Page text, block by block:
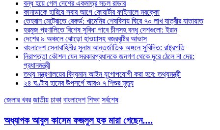
বন্ধ হয়ে গেল দেশের একমাত্র সচল রাডার
কানাডাকে হারিয়ে সবার আগে কোয়ার্টার ফাইনালে মরক্কো
তেহরান মেট্রোতে রেকর্ড: খামেনির শেষবিদায় ঘিরে ৭০ লাখ যাত্রীর যাতায়াত
হরমুজ প্রণালিতে বিশেষ সুবিধা পাবে চীনসহ বন্ধু দেশগুলো: ইরান
দেশের ৯ অঞ্চলে ঝোড়ো হাওয়াসহ বজ্রবৃষ্টির আভাস
বাংলাদেশ সেনাবাহিনীর সুনাম আন্তর্জাতিক অঙ্গনে সুবিদিত: রাষ্ট্রপতি
নিরাপত্তা কৌশল যেন সরকারপ্রধানকে জনগণ থেকে দূরে ঠেলে না দেয়:
প্রধানমন্ত্রী
তথ্য মন্ত্রণালয়ের বিদ্যমান আইন যুগোপযোগী করা হবে: তথ্যমন্ত্রী
২৪ ঘণ্টায় হামের উপসর্গে আরও ৭ শিশুর মৃত্যু
জেলার খবর জাতীয় ঢাকা বাংলাদেশ শিক্ষা সর্বশেষ
অধ্যাপক আবুল কাসেম ফজলুল হক মারা গেছেন….